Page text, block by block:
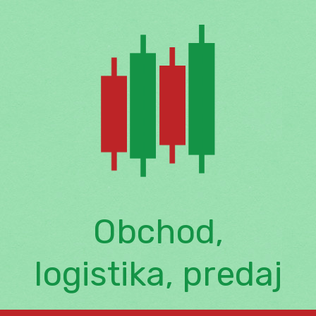
Obchod,
logistika, predaj